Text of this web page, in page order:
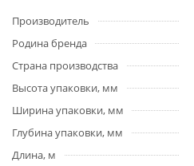
Производитель
Родина бренда
Страна производства
Высота упаковки, мм
Ширина упаковки, мм
Глубина упаковки, мм
Длина, м